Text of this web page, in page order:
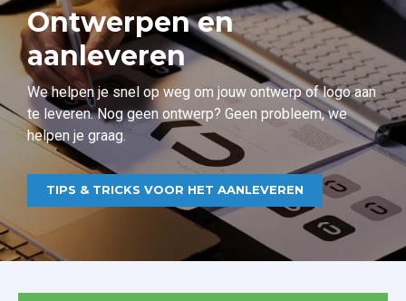
Ontwerpen en
aanleveren
We helpen je snel op weg om jouw ontwerp of logo aan
te leveren. Nog geen ontwerp? Geen probleem, we
helpen je graag.
TIPS & TRICKS VOOR HET AANLEVEREN